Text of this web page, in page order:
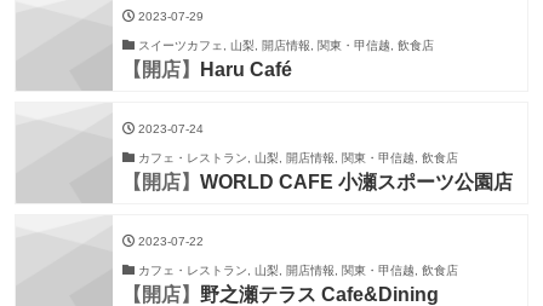
2023-07-29
スイーツカフェ, 山梨, 開店情報, 関東・甲信越, 飲食店
【開店】 Haru Café
2023-07-24
カフェ・レストラン, 山梨, 開店情報, 関東・甲信越, 飲食店
【開店】 WORLD CAFE 小瀬スポーツ公園店
2023-07-22
カフェ・レストラン, 山梨, 開店情報, 関東・甲信越, 飲食店
【開店】 野之瀬テラス Cafe&Dining